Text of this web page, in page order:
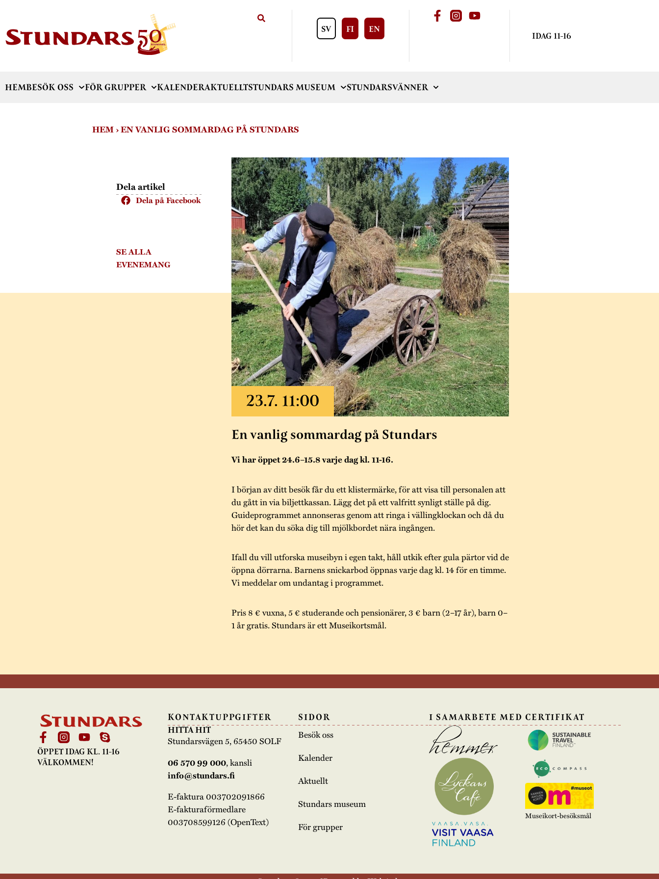
SV FI EN
IDAG 11-16
HEMBESÖK OSS FÖR GRUPPER KALENDERAKTUELLTSTUNDARS MUSEUM STUNDARSVÄNNER
HEM›EN VANLIG SOMMARDAG PÅ STUNDARS
Dela artikel
Dela på Facebook
SE ALLA
EVENEMANG
En vanlig sommardag på Stundars
Vi har öppet 24.6–15.8 varje dag kl. 11-16.
I början av ditt besök får du ett klistermärke, för att visa till personalen att
du gått in via biljettkassan. Lägg det på ett valfritt synligt ställe på dig.
Guideprogrammet annonseras genom att ringa i vällingklockan och då du
hör det kan du söka dig till mjölkbordet nära ingången.
Ifall du vill utforska museibyn i egen takt, håll utkik efter gula pärtor vid de
öppna dörrarna. Barnens snickarbod öppnas varje dag kl. 14 för en timme.
Vi meddelar om undantag i programmet.
Pris 8 € vuxna, 5 € studerande och pensionärer, 3 € barn (2–17 år), barn 0–
1 år gratis. Stundars är ett Museikortsmål.
ÖPPET IDAG KL. 11-16
VÄLKOMMEN!
KONTAKTUPPGIFTER
HITTA HIT
Stundarsvägen 5, 65450 SOLF
06 570 99 000, kansli
info@stundars.fi
E-faktura 003702091866
E-fakturaförmedlare
003708599126 (OpenText)
SIDOR
Besök oss
Kalender
Aktuellt
Stundars museum
För grupper
I SAMARBETE MED CERTIFIKAT
Museikort-besöksmål